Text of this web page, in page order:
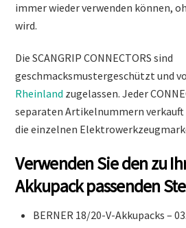
immer wieder verwenden können,
wird.
Die SCANGRIP CONNECTORS sind
geschmacksmustergeschützt und
Rheinland zugelassen. Jeder
separaten Artikelnummern
die einzelnen
Verwenden Sie den zu
Akkupack passenden
BERNER 18/20-V-Akkupacks –